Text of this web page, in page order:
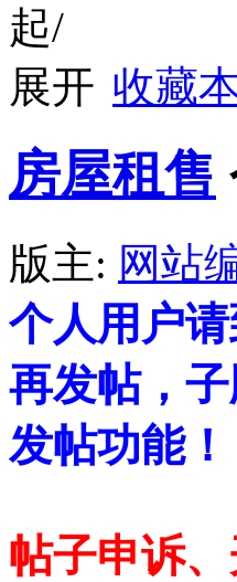
收藏
房屋租售
版主: 网站
个人用户
再发帖，
发帖功能！
帖子申诉